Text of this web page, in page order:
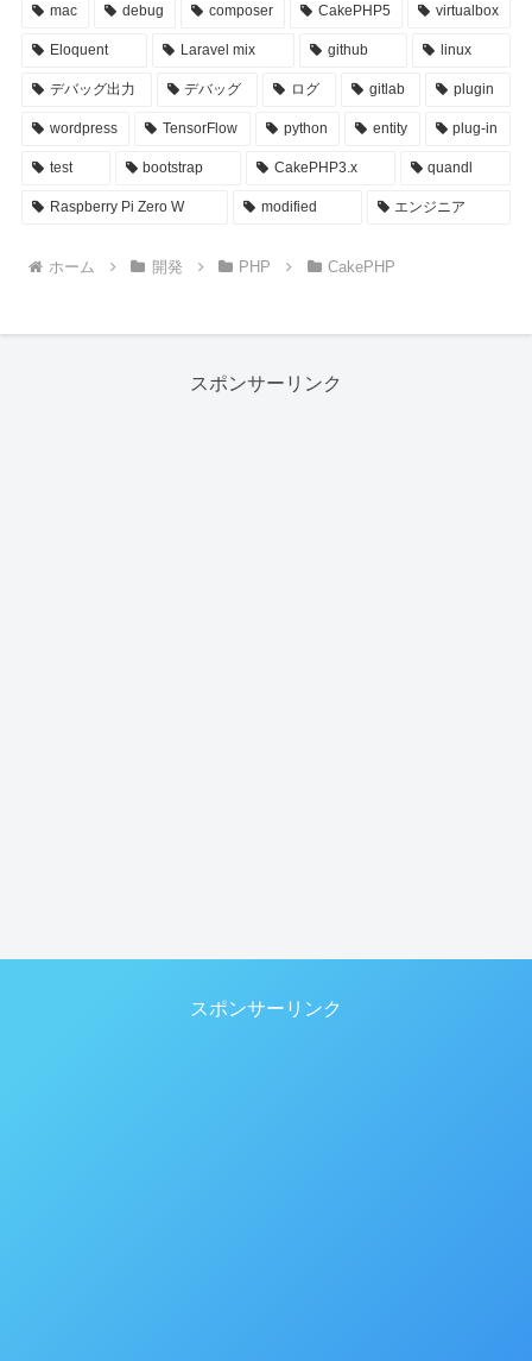
mac debug composer CakePHP5 virtualbox
Eloquent Laravel mix github linux
デバッグ出力 デバッグ ログ gitlab plugin
wordpress TensorFlow python entity plug-in
test bootstrap CakePHP3.x quandl
Raspberry Pi Zero W modified エンジニア
ホーム 開発 PHP CakePHP
スポンサーリンク
スポンサーリンク